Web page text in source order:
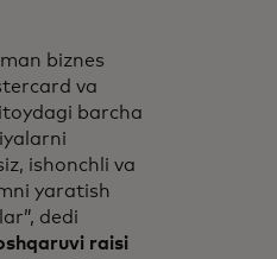
biznes
va
barcha
ishonchli va
yaratish
dedi
raisi